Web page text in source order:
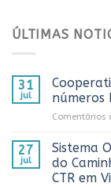
ÚLTIMAS
31
jul
números
Comentários
27
jul
Sistema
do
CTR em